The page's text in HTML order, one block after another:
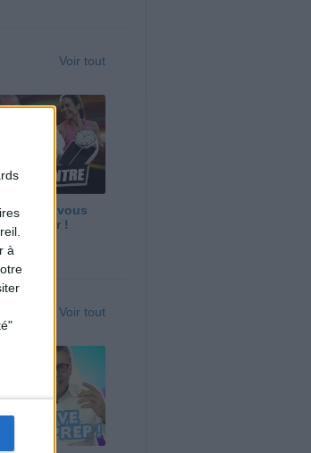
à
Voir tout
Ce que vous
savoir !
Voir tout